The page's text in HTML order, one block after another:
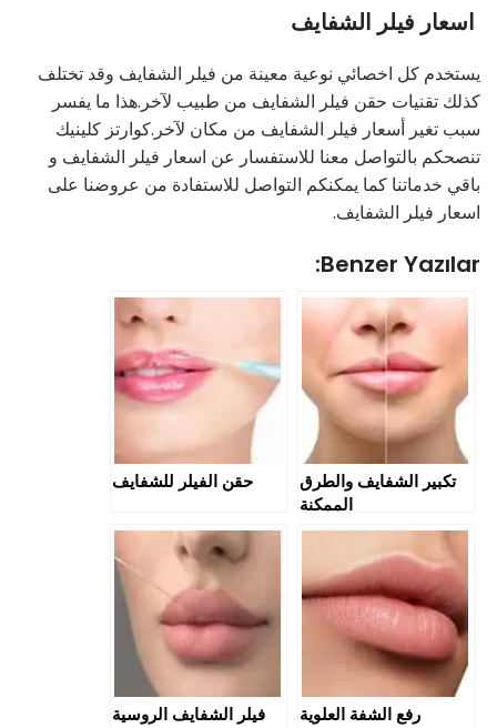
اسعار فيلر الشفايف
يستخدم كل اخصائي نوعية معينة من فيلر الشفايف وقد تختلف
كذلك تقنيات حقن فيلر الشفايف من طبيب لآخر.هذا ما يفسر
سبب تغير أسعار فيلر الشفايف من مكان لآخر.كوارتز كلينيك
تنصحكم بالتواصل معنا للاستفسار عن اسعار فيلر الشفايف و
باقي خدماتنا كما يمكنكم التواصل للاستفادة من عروضنا على
اسعار فيلر الشفايف.
Benzer Yazılar:
تكبير الشفايف والطرق
الممكنة
حقن الفيلر للشفايف
رفع الشفة العلوية فيلر الشفايف الروسية